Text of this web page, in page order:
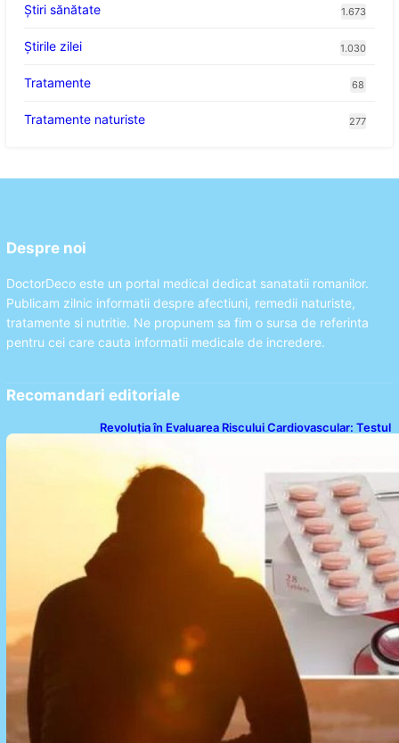
Ştiri sănătate 1.673
Știrile zilei 1.030
Tratamente 68
Tratamente naturiste 277
Despre noi
DoctorDeco este un portal medical dedicat sanatatii romanilor.
Publicam zilnic informatii despre afectiuni, remedii naturiste,
tratamente si nutritie. Ne propunem sa fim o sursa de referinta
pentru cei care cauta informatii medicale de incredere.
Recomandari editoriale
Revoluția în Evaluarea Riscului Cardiovascular: Testul